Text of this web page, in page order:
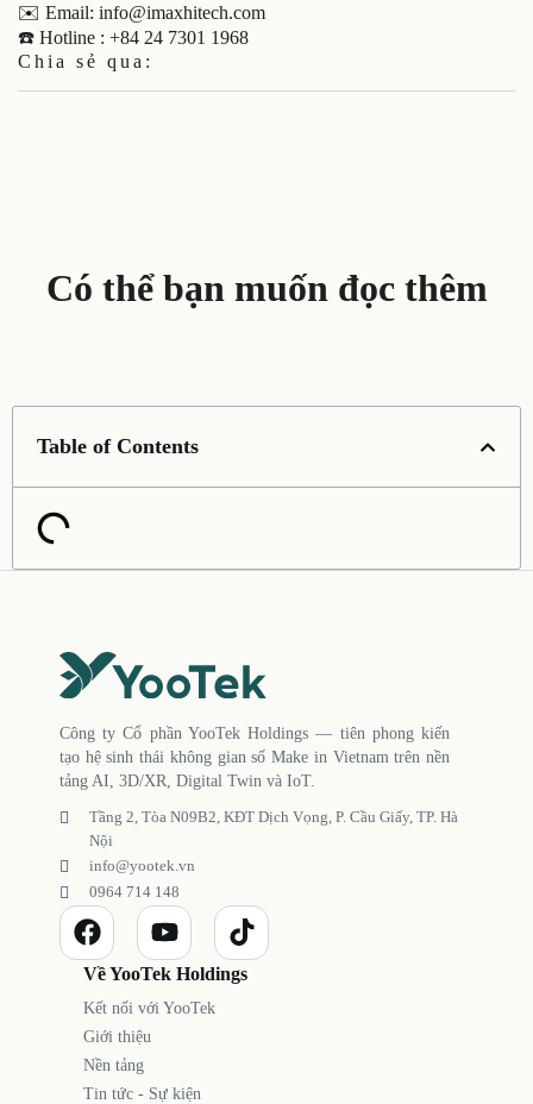
✉️ Email: info@imaxhitech.com
☎️ Hotline : +84 24 7301 1968
Chia sẻ qua:
Có thể bạn muốn đọc thêm
Table of Contents
Công ty Cổ phần YooTek Holdings — tiên phong kiến
tạo hệ sinh thái không gian số Make in Vietnam trên nền
tảng AI, 3D/XR, Digital Twin và IoT.
Tầng 2, Tòa N09B2, KĐT Dịch Vọng, P. Cầu Giấy, TP. Hà
Nội
info@yootek.vn
0964 714 148
Về YooTek Holdings
Kết nối với YooTek
Giới thiệu
Nền tảng
Tin tức - Sự kiện